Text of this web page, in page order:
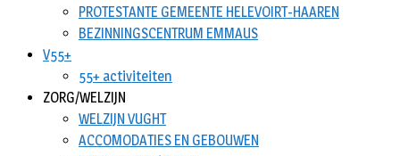
PROTESTANTE GEMEENTE HELEVOIRT-HAAREN
BEZINNINGSCENTRUM EMMAUS
V55+
55+ activiteiten
ZORG/WELZIJN
WELZIJN VUGHT
ACCOMODATIES EN GEBOUWEN